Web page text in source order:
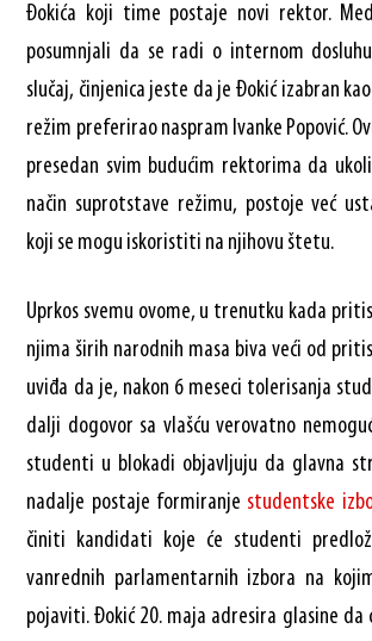
Đokića koji time postaje novi rektor.
posumnjali da se radi o internom
slučaj, činjenica jeste da je Đokić izabran
režim preferirao naspram Ivanke Popović.
presedan svim budućim rektorima da
način suprotstave režimu, postoje već
koji se mogu iskoristiti na njihovu štetu.
Uprkos svemu ovome, u trenutku kada
njima širih narodnih masa biva veći od
uviđa da je, nakon 6 meseci tolerisanja
dalji dogovor sa vlašću verovatno
studenti u blokadi objavljuju da glavna
nadalje postaje formiranje studentske
činiti kandidati koje će studenti
vanrednih parlamentarnih izbora na
pojaviti. Đokić 20. maja adresira glasine da